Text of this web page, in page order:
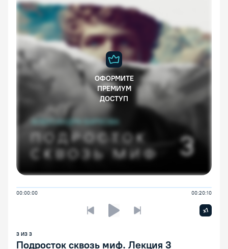
ОФОРМИТЕ
ПРЕМИУМ
ДОСТУП
00:00:00 00:20:10
Предыдущая лекцияСледующая лекция
x1
3 ИЗ 3
Подросток сквозь миф. Лекция 3